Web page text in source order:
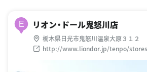
E リオン・ドール鬼怒川店
栃木県日光市鬼怒川温泉大原３１２
http://www.liondor.jp/tenpo/